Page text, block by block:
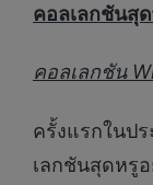
คอลเลกชันสุ
คอลเลกชัน
ครั้งแรกในป
เลกชันสุดหรู